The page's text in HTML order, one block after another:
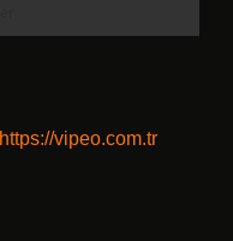
https://vipeo.com.tr